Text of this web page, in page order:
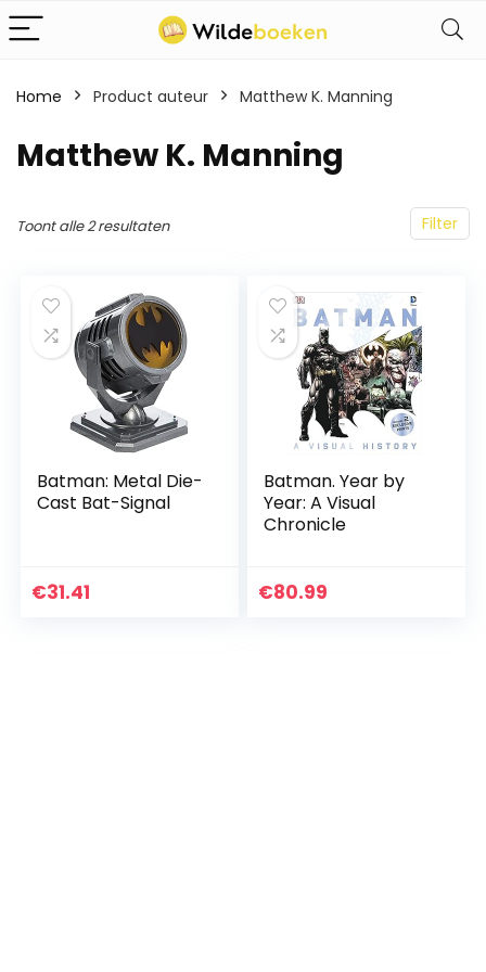
Home Product auteur Matthew K. Manning
Matthew K. Manning
Filter
Toont alle 2 resultaten
Batman: Metal Die-
Cast Bat-Signal
€31.41
Batman. Year by
Year: A Visual
Chronicle
€80.99